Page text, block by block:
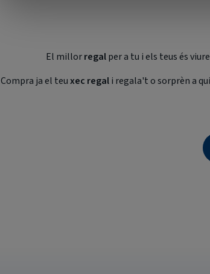
El millorregalper a tu i els teus és
Compra ja el teuxec regali regala't o sorprèn a